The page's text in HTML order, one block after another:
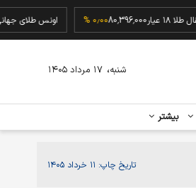
مثقال طلا ۱۸ عیار 80,396,000۰٫۰۰ % اونس طلای
بیشتر
شنبه، ۱۷ مرداد ۱۴۰۵
تاریخ چاپ: ۱۱ خرداد ۱۴۰۵